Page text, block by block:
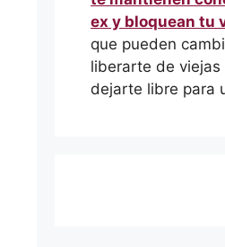
ex y bloquean tu
que pueden
liberarte de viejas
dejarte libre para